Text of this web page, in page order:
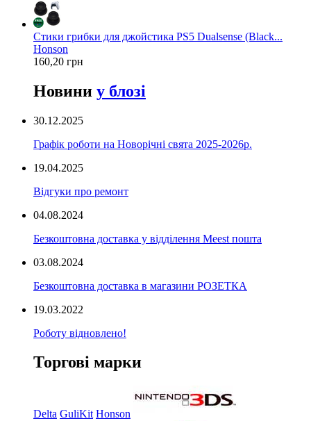
Стики грибки для джойстика PS5 Dualsense (Black...
Honson
160,20 грн
Новини у блозі
30.12.2025
Графік роботи на Новорічні свята 2025-2026р.
19.04.2025
Відгуки про ремонт
04.08.2024
Безкоштовна доставка у відділення Meest пошта
03.08.2024
Безкоштовна доставка в магазини РОЗЕТКА
19.03.2022
Роботу відновлено!
Торгові марки
Delta GuliKit Honson